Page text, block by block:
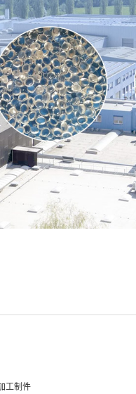
工制件